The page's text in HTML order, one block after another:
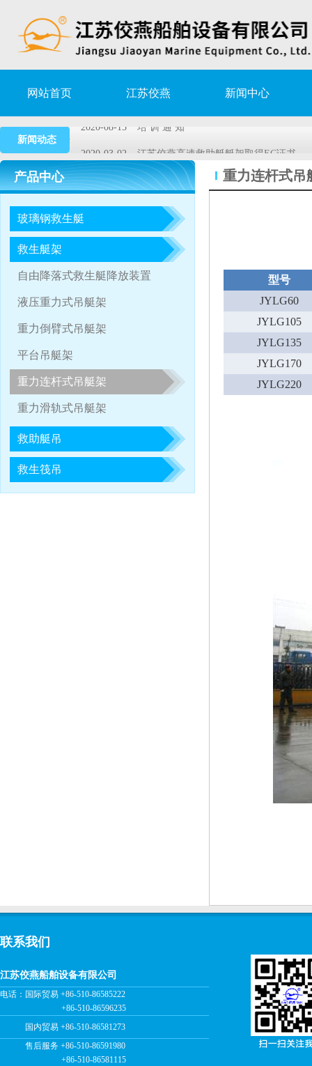
网站首页 江苏佼燕 新闻中心
新闻动态
陵水 17-2 气田开发工程项目 救生艇/艇
2020-08-15 培 训 通 知
2019-11-15 DNV • GL与佼燕签署remote survey检验
2018-05-26 2018年第1期救生艇/吊艇架服务培训
2021-01-07 陵水 17-2 气田开发工程项目 救生艇/艇
培 训 通 知
2020-03-02 江苏佼燕高速救助艇艇架取得EC证书
2019-11-15 DNV • GL与佼燕签署remote survey检验
2018-05-26 2018年第1期救生艇/吊艇架服务培训
产品中心
玻璃钢救生艇
救生艇架
自由降落式救生艇降放装置
液压重力式吊艇架
重力倒臂式吊艇架
平台吊艇架
重力连杆式吊艇架
重力滑轨式吊艇架
救助艇吊
救生筏吊
重力连杆式吊
型号
JYLG60
JYLG105
JYLG135
JYLG170
JYLG220
联系我们
江苏佼燕船舶设备有限公司
电话：国际贸易 +86-510-86585222
+86-510-86596235
国内贸易 +86-510-86581273
售后服务 +86-510-86591980
+86-510-86581115